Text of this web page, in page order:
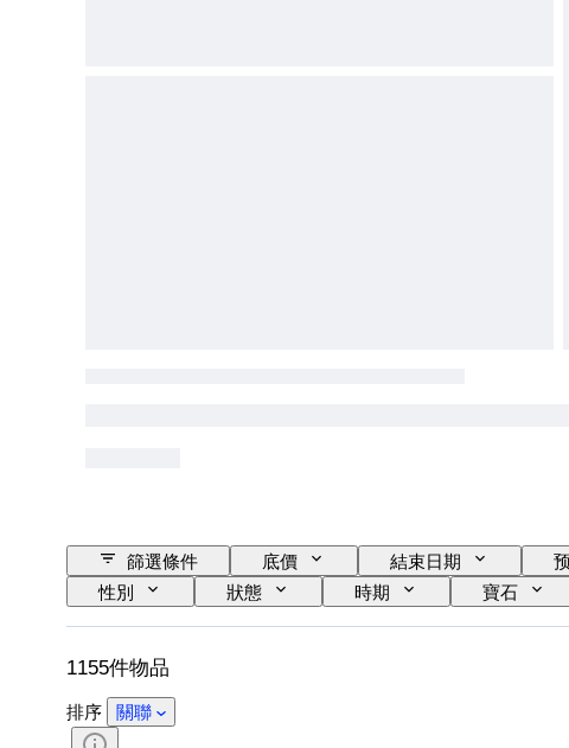
篩選條件 底價 結束日期
性別
狀態 時期 寶石
珍珠光澤
物品尺碼 療程
1155件物品
排序 關聯